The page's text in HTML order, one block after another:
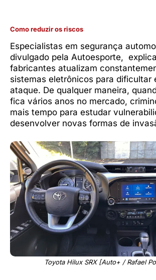
Como reduzir os riscos
Especialistas em segurança
divulgado pela Autoesporte,
fabricantes atualizam
sistemas eletrônicos para dificultar
ataque. De qualquer maneira,
fica vários anos no mercado,
mais tempo para estudar
desenvolver novas formas de
Toyota Hilux SRX [Auto+ / Rafael